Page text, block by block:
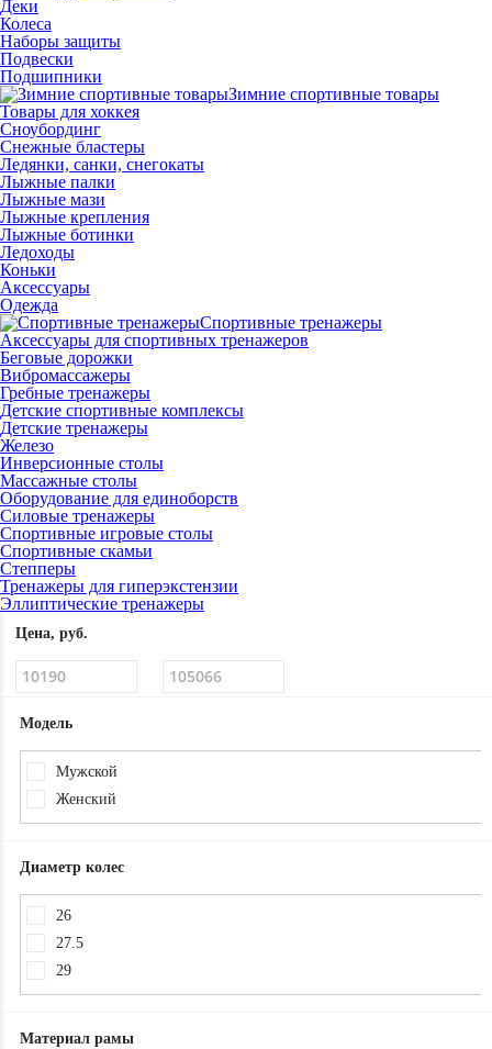
Деки
Колеса
Наборы защиты
Подвески
Подшипники
Зимние спортивные товары
Товары для хоккея
Сноубординг
Снежные бластеры
Ледянки, санки, снегокаты
Лыжные палки
Лыжные мази
Лыжные крепления
Лыжные ботинки
Ледоходы
Коньки
Аксессуары
Одежда
Спортивные тренажеры
Аксессуары для спортивных тренажеров
Беговые дорожки
Вибромассажеры
Гребные тренажеры
Детские спортивные комплексы
Детские тренажеры
Железо
Инверсионные столы
Массажные столы
Оборудование для единоборств
Силовые тренажеры
Спортивные игровые столы
Спортивные скамьи
Степперы
Тренажеры для гиперэкстензии
Эллиптические тренажеры
Цена, руб.
Модель
Мужской
Женский
Диаметр колес
26
27.5
29
Материал рамы